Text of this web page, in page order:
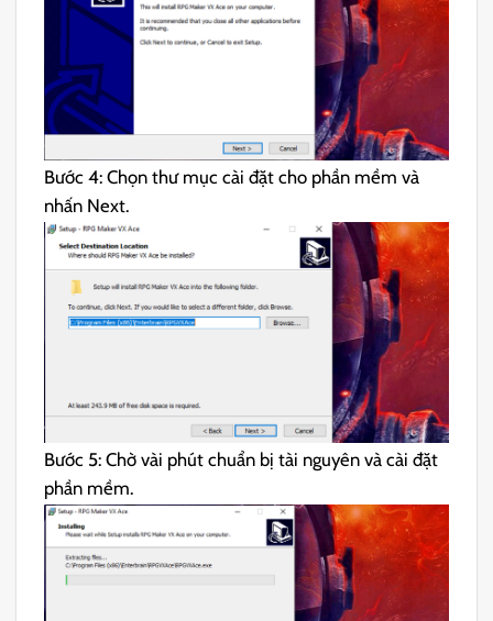
Bước 4: Chọn thư mục cài đặt cho phần mềm và
nhấn Next.
Bước 5: Chờ vài phút chuẩn bị tài nguyên và cài đặt
phần mềm.